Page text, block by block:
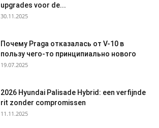
upgrades voor de...
30.11.2025
Почему Praga отказалась от V-10 в
пользу чего-то принципиально нового
19.07.2025
2026 Hyundai Palisade Hybrid: een verfijnde
rit zonder compromissen
11.11.2025